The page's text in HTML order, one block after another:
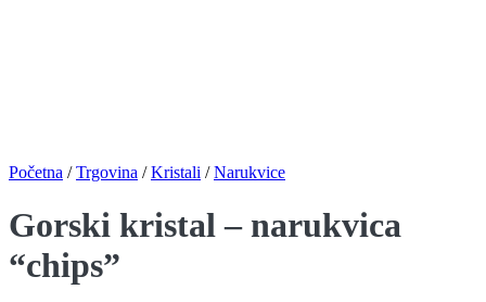
Početna / Trgovina / Kristali / Narukvice
Gorski kristal – narukvica
“chips”